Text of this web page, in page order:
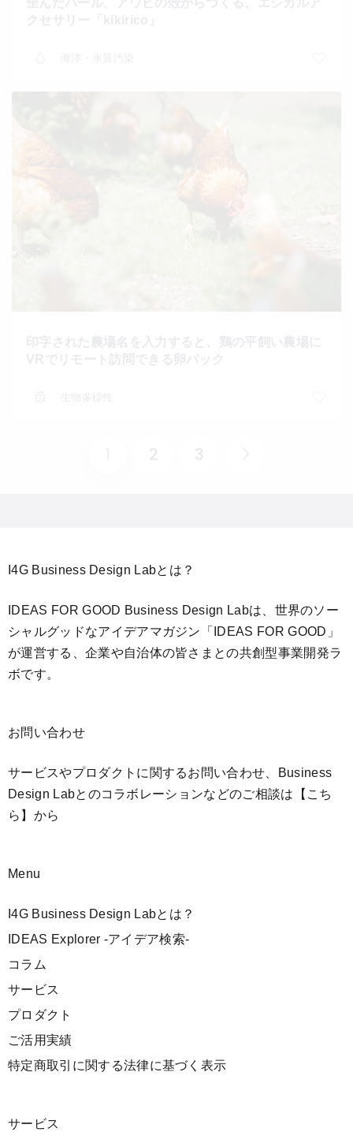
I4G Business Design Labとは？
IDEAS FOR GOOD Business Design Labは、世界のソー
シャルグッドなアイデアマガジン「IDEAS FOR GOOD」
が運営する、企業や自治体の皆さまとの共創型事業開発ラ
ボです。
お問い合わせ
サービスやプロダクトに関するお問い合わせ、Business
Design Labとのコラボレーションなどのご相談は 【こち
ら】 から
Menu
I4G Business Design Labとは？
IDEAS Explorer -アイデア検索-
コラム
サービス
プロダクト
ご活用実績
特定商取引に関する法律に基づく表示
サービス